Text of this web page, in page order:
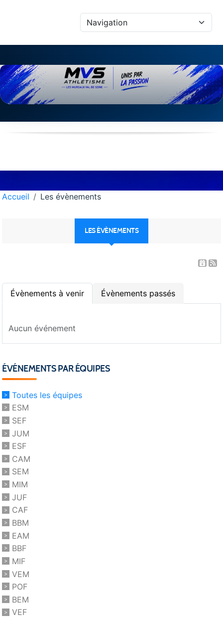
Accueil Les évènements
LES ÉVÈNEMENTS
Évènements à venir Évènements passés
Aucun événement
ÉVÉNEMENTS PAR ÉQUIPES
Toutes les équipes
ESM
SEF
JUM
ESF
CAM
SEM
MIM
JUF
CAF
BBM
EAM
BBF
MIF
VEM
POF
BEM
VEF